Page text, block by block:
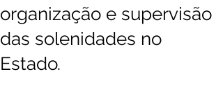
organização e supervisão
das solenidades no
Estado.